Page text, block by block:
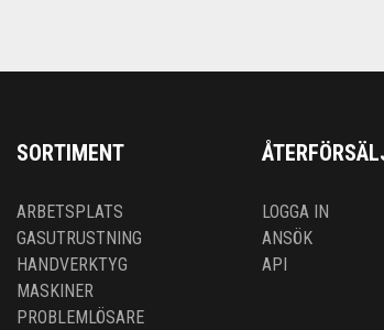
SORTIMENT
ARBETSPLATS
GASUTRUSTNING
HANDVERKTYG
MASKINER
PROBLEMLÖSARE
LOGGA IN
ANSÖK
API